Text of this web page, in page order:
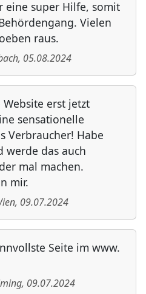
eine super Hilfe, somit
Vielen
raus.
, 05.08.2024
erst jetzt
sensationelle
Verbraucher! Habe
werde das auch
mal machen.
mir.
, 09.07.2024
Seite im www.
, 09.07.2024